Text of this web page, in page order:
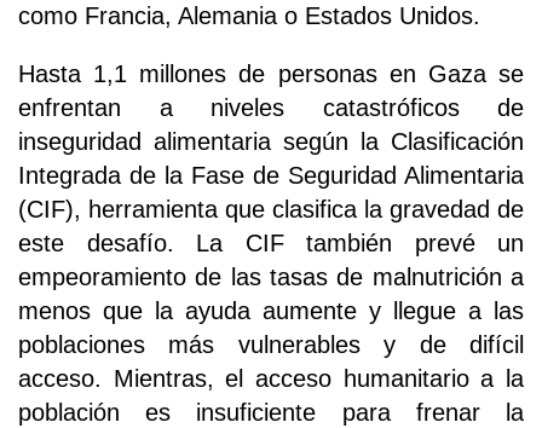
como Francia, Alemania o Estados Unidos.
Hasta 1,1 millones de personas en Gaza se
enfrentan a niveles catastróficos de
inseguridad alimentaria según la Clasificación
Integrada de la Fase de Seguridad Alimentaria
(CIF), herramienta que clasifica la gravedad de
este desafío. La CIF también prevé un
empeoramiento de las tasas de malnutrición a
menos que la ayuda aumente y llegue a las
poblaciones más vulnerables y de difícil
acceso. Mientras, el acceso humanitario a la
población es insuficiente para frenar la